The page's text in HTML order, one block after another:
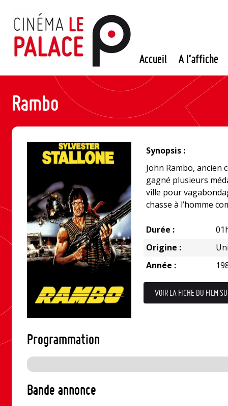
contenu
Accueil A l’affiche
Rambo
Synopsis :
John Rambo, ancien
gagné plusieurs
ville pour
chasse à l’homme
Durée :
Origine :
Année :
VOIR LA FICHE DU FILM
Programmation
Bande annonce